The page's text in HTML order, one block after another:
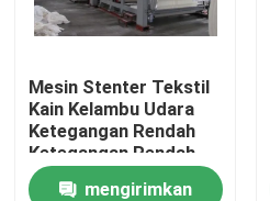
Rumah
Mesin Stenter Tekstil
Kain Kelambu Udara
Ketegangan Rendah
Ketegangan Rendah
mengirimkan